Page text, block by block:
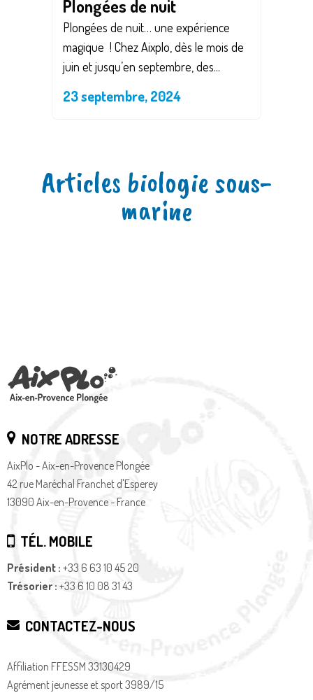
Plongées de nuit
Plongées de nuit… une expérience
magique ! Chez Aixplo, dès le mois de
juin et jusqu’en septembre, des...
23 septembre, 2024
Articles biologie sous-
marine
NOTRE ADRESSE
AixPlo - Aix-en-Provence Plongée
42 rue Maréchal Franchet d'Esperey
13090 Aix-en-Provence - France
TÉL. MOBILE
Président : +33 6 63 10 45 20
Trésorier : +33 6 10 08 31 43
CONTACTEZ-NOUS
Affiliation FFESSM 33130429
Agrément jeunesse et sport 3989/15